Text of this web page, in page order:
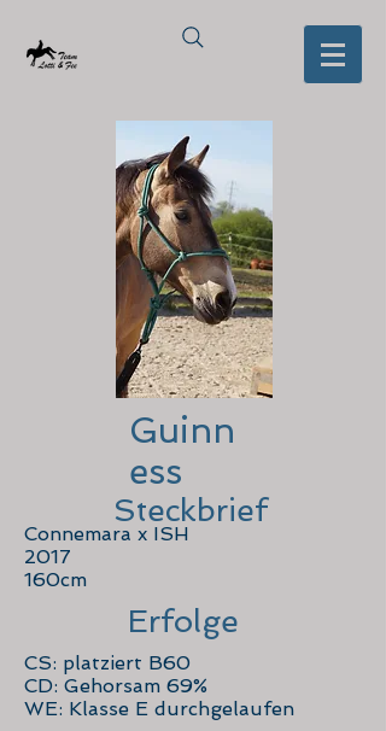
Guinn
ess
Steckbrief
Connemara x ISH
2017
160cm
Erfolge
CS: platziert B60
CD: Gehorsam 69%
WE: Klasse E durchgelaufen